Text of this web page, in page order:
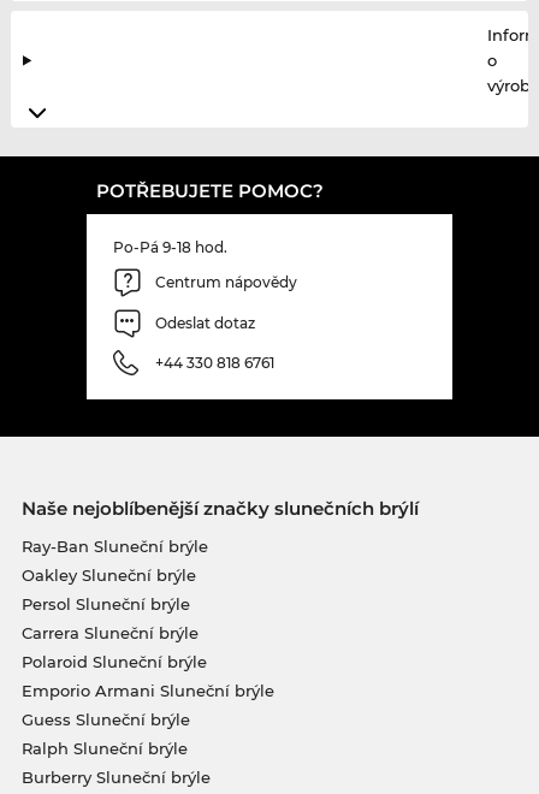
o
POTŘEBUJETE POMOC?
Po-Pá 9-18 hod.
Centrum nápovědy
Odeslat dotaz
+44 330 818 6761
Naše nejoblíbenější značky slunečních brýlí
Ray-Ban Sluneční brýle
Oakley Sluneční brýle
Persol Sluneční brýle
Carrera Sluneční brýle
Polaroid Sluneční brýle
Emporio Armani Sluneční brýle
Guess Sluneční brýle
Ralph Sluneční brýle
Burberry Sluneční brýle